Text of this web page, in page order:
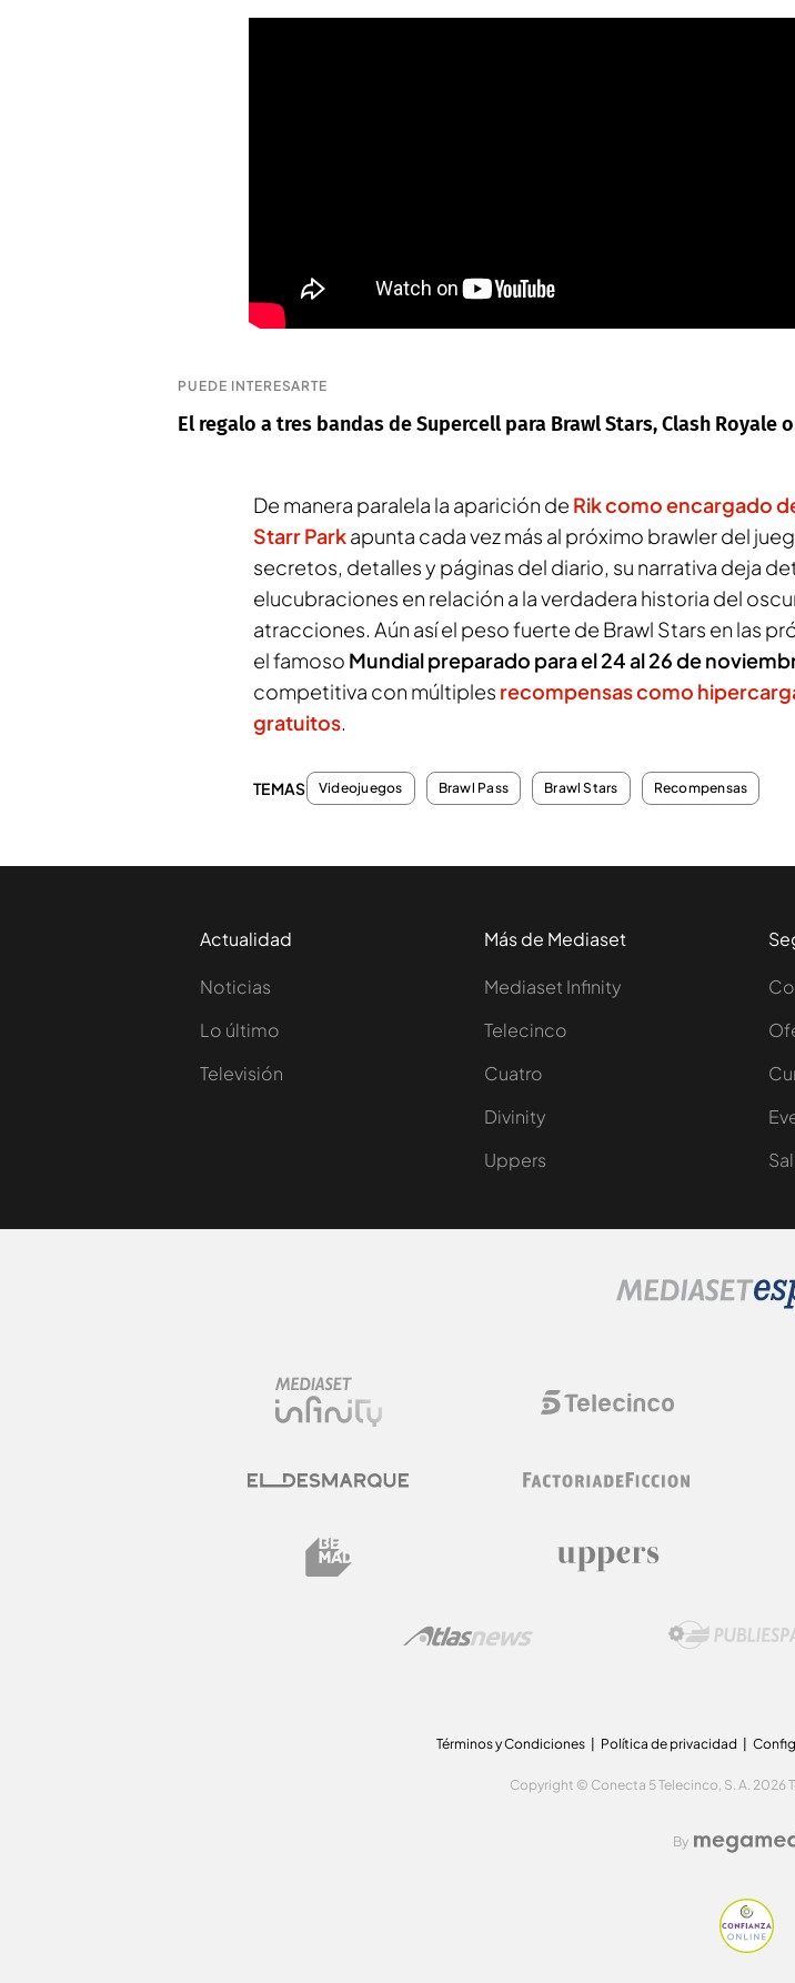
PUEDE INTERESARTE
El regalo a tres bandas de Supercell para Brawl Stars, Clash Royale o
De manera paralela la aparición de Rik como encargado
Starr Parkapunta cada vez más al próximo brawler del
secretos, detalles y páginas del diario, su narrativa deja
elucubraciones en relación a la verdadera historia del
atracciones. Aún así el peso fuerte de Brawl Stars en las
el famoso Mundial preparado para el 24 al 26 de
competitiva con múltiples recompensas como
gratuitos.
TEMAS Videojuegos Brawl Pass Brawl Stars Recompensas
Actualidad
Noticias
Lo último
Televisión
Más de Mediaset
Mediaset Infinity
Telecinco
Cuatro
Divinity
Uppers
Términos y Condiciones Política de privacidad
Copyright © Conecta 5 Telecinco, S. A. 2026
By